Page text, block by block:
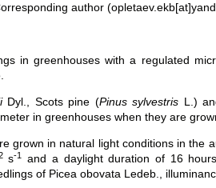
author
in greenhouses with a regulated
Dyl., Scots pine (Pinus sylvestris L.)
in greenhouses when they are
grown in natural light conditions in the
s-1
and a daylight duration of 16
of Picea obovata Ledeb.,